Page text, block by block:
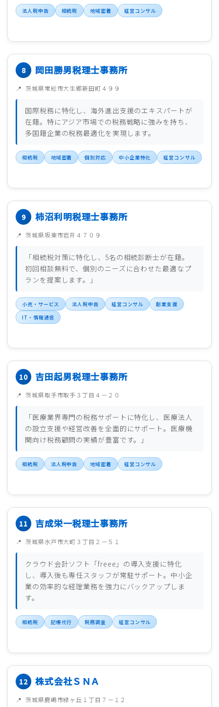
法人税申告 相続税 地域密着 経営コンサル
岡田勝男税理士事務所
茨城県常総市大生郷新田町４９９
国際税務に特化し、海外進出支援のエキスパートが
在籍。特にアジア市場での税務戦略に強みを持ち、
多国籍企業の税務最適化を実現します。
相続税 地域密着 個別対応 中小企業特化 経営コンサル
柿沼利明税理士事務所
茨城県坂東市岩井４７０９
「相続税対策に特化し、5名の相続診断士が在籍。
初回相談無料で、個別のニーズに合わせた最適なプ
ランを提案します。」
小売・サービス 法人税申告 経営コンサル
創業支援
IT・情報通信
吉田起男税理士事務所
茨城県取手市取手３丁目４－２０
「医療業界専門の税務サポートに特化し、医療法人
の設立支援や経営改善を全面的にサポート。医療機
関向け税務顧問の実績が豊富です。」
相続税 法人税申告 地域密着 経営コンサル
吉成栄一税理士事務所
茨城県水戸市大町３丁目２－５１
クラウド会計ソフト「freee」の導入支援に特化
し、導入後も専任スタッフが常駐サポート。中小企
業の効率的な経理業務を強力にバックアップしま
す。
相続税 記帳代行 税務調査 経営コンサル
株式会社ＳＮＡ
茨城県鹿嶋市緑ヶ丘１丁目７－１２